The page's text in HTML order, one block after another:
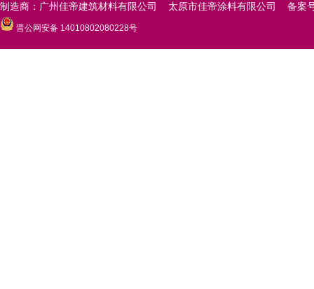
制造商：广州佳帝建筑材料有限公司 太原市佳帝涂料有限公司 备案
晋公网安备 14010802080228号